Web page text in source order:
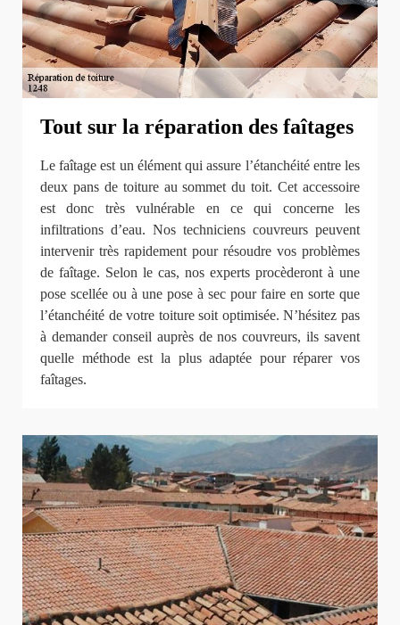
Tout sur la réparation des faîtages
Le faîtage est un élément qui assure l’étanchéité entre les
deux pans de toiture au sommet du toit. Cet accessoire
est donc très vulnérable en ce qui concerne les
infiltrations d’eau. Nos techniciens couvreurs peuvent
intervenir très rapidement pour résoudre vos problèmes
de faîtage. Selon le cas, nos experts procèderont à une
pose scellée ou à une pose à sec pour faire en sorte que
l’étanchéité de votre toiture soit optimisée. N’hésitez pas
à demander conseil auprès de nos couvreurs, ils savent
quelle méthode est la plus adaptée pour réparer vos
faîtages.